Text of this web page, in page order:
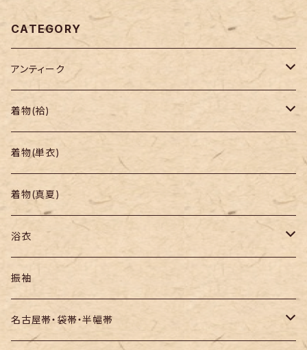
CATEGORY
アンティーク
着物
帯
羽織り・道行
着物(袷)
小紋
色無地・江戸小紋
紬
訪問着・付下
お召し
着物(単衣)
着物(真夏)
浴衣
セオα・ポリ
木綿・綿麻
振袖
名古屋帯・袋帯・半幅帯